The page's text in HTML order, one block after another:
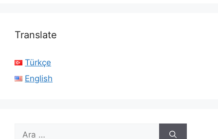
Translate
Türkçe
English
için